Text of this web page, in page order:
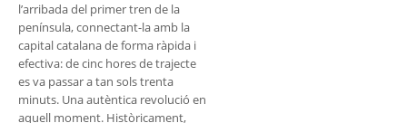
l’arribada del primer tren de la
península, connectant-la amb la
capital catalana de forma ràpida i
efectiva: de cinc hores de trajecte
es va passar a tan sols trenta
minuts. Una autèntica revolució en
aquell moment. Històricament,